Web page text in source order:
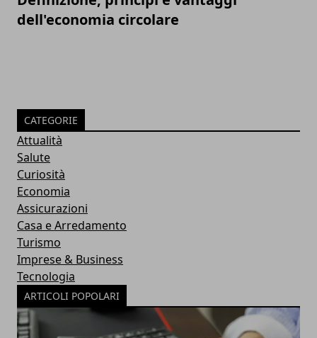
dell'economia circolare
CATEGORIE
Attualità
Salute
Curiosità
Economia
Assicurazioni
Casa e Arredamento
Turismo
Imprese & Business
Tecnologia
ARTICOLI POPOLARI